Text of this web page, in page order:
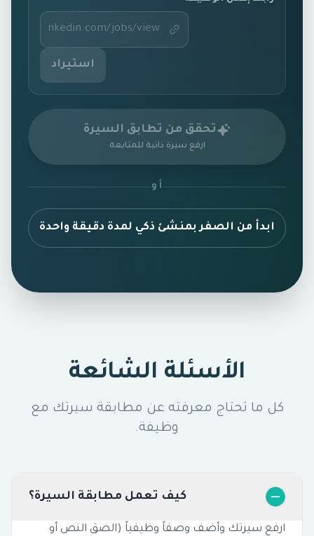
استيراد
تحقق من تطابق السيرة
ارفع سيرة ذاتية للمتابعة
أو
ابدأ من الصفر بمنشئ ذكي لمدة دقيقة واحدة
الأسئلة الشائعة
كل ما تحتاج معرفته عن مطابقة سيرتك مع
وظيفة.
كيف تعمل مطابقة السيرة؟
ارفع سيرتك وأضف وصفاً وظيفياً (الصق النص أو